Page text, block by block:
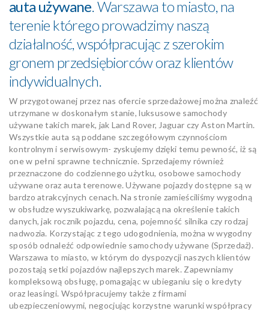
auta używane. Warszawa to miasto, na
terenie którego prowadzimy naszą
działalność, współpracując z szerokim
gronem przedsiębiorców oraz klientów
indywidualnych.
W przygotowanej przez nas ofercie sprzedażowej można znaleźć
utrzymane w doskonałym stanie, luksusowe samochody
używane takich marek, jak Land Rover, Jaguar czy Aston Martin.
Wszystkie auta są poddane szczegółowym czynnościom
kontrolnym i serwisowym- zyskujemy dzięki temu pewność, iż są
one w pełni sprawne technicznie. Sprzedajemy również
przeznaczone do codziennego użytku, osobowe samochody
używane oraz auta terenowe. Używane pojazdy dostępne są w
bardzo atrakcyjnych cenach. Na stronie zamieściliśmy wygodną
w obsłudze wyszukiwarkę, pozwalającą na określenie takich
danych, jak rocznik pojazdu, cena, pojemność silnika czy rodzaj
nadwozia. Korzystając z tego udogodnienia, można w wygodny
sposób odnaleźć odpowiednie samochody używane (Sprzedaż).
Warszawa to miasto, w którym do dyspozycji naszych klientów
pozostają setki pojazdów najlepszych marek. Zapewniamy
kompleksową obsługę, pomagając w ubieganiu się o kredyty
oraz leasingi. Współpracujemy także z firmami
ubezpieczeniowymi, negocjując korzystne warunki współpracy